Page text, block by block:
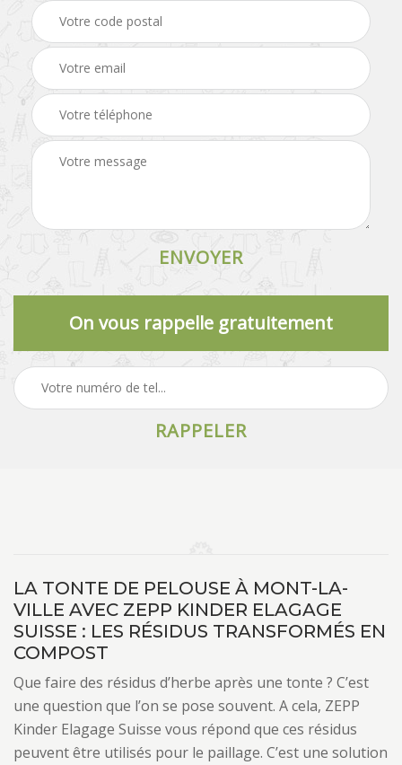
On vous rappelle gratuitement
LA TONTE DE PELOUSE À MONT-LA-
VILLE AVEC ZEPP KINDER ELAGAGE
SUISSE : LES RÉSIDUS TRANSFORMÉS EN
COMPOST
Que faire des résidus d’herbe après une tonte ? C’est
une question que l’on se pose souvent. A cela, ZEPP
Kinder Elagage Suisse vous répond que ces résidus
peuvent être utilisés pour le paillage. C’est une solution